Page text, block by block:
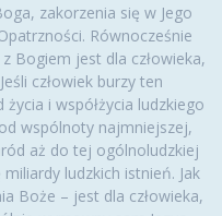
zakorzenia się w Jego
Równocześnie
Bogiem jest dla człowieka,
człowiek burzy ten
i współżycia ludzkiego
wspólnoty najmniejszej,
aż do tej ogólnoludzkiej
ludzkich istnień. Jak
Boże – jest dla człowieka,